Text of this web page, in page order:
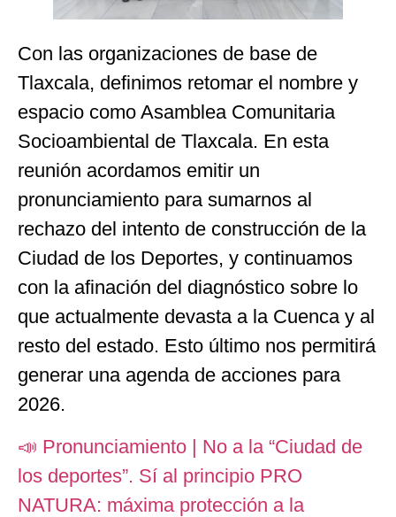
Con las organizaciones de base de
Tlaxcala, definimos retomar el nombre y
espacio como Asamblea Comunitaria
Socioambiental de Tlaxcala. En esta
reunión acordamos emitir un
pronunciamiento para sumarnos al
rechazo del intento de construcción de la
Ciudad de los Deportes, y continuamos
con la afinación del diagnóstico sobre lo
que actualmente devasta a la Cuenca y al
resto del estado. Esto último nos permitirá
generar una agenda de acciones para
2026.
📣 Pronunciamiento | No a la “Ciudad de
los deportes”. Sí al principio PRO
NATURA: máxima protección a la